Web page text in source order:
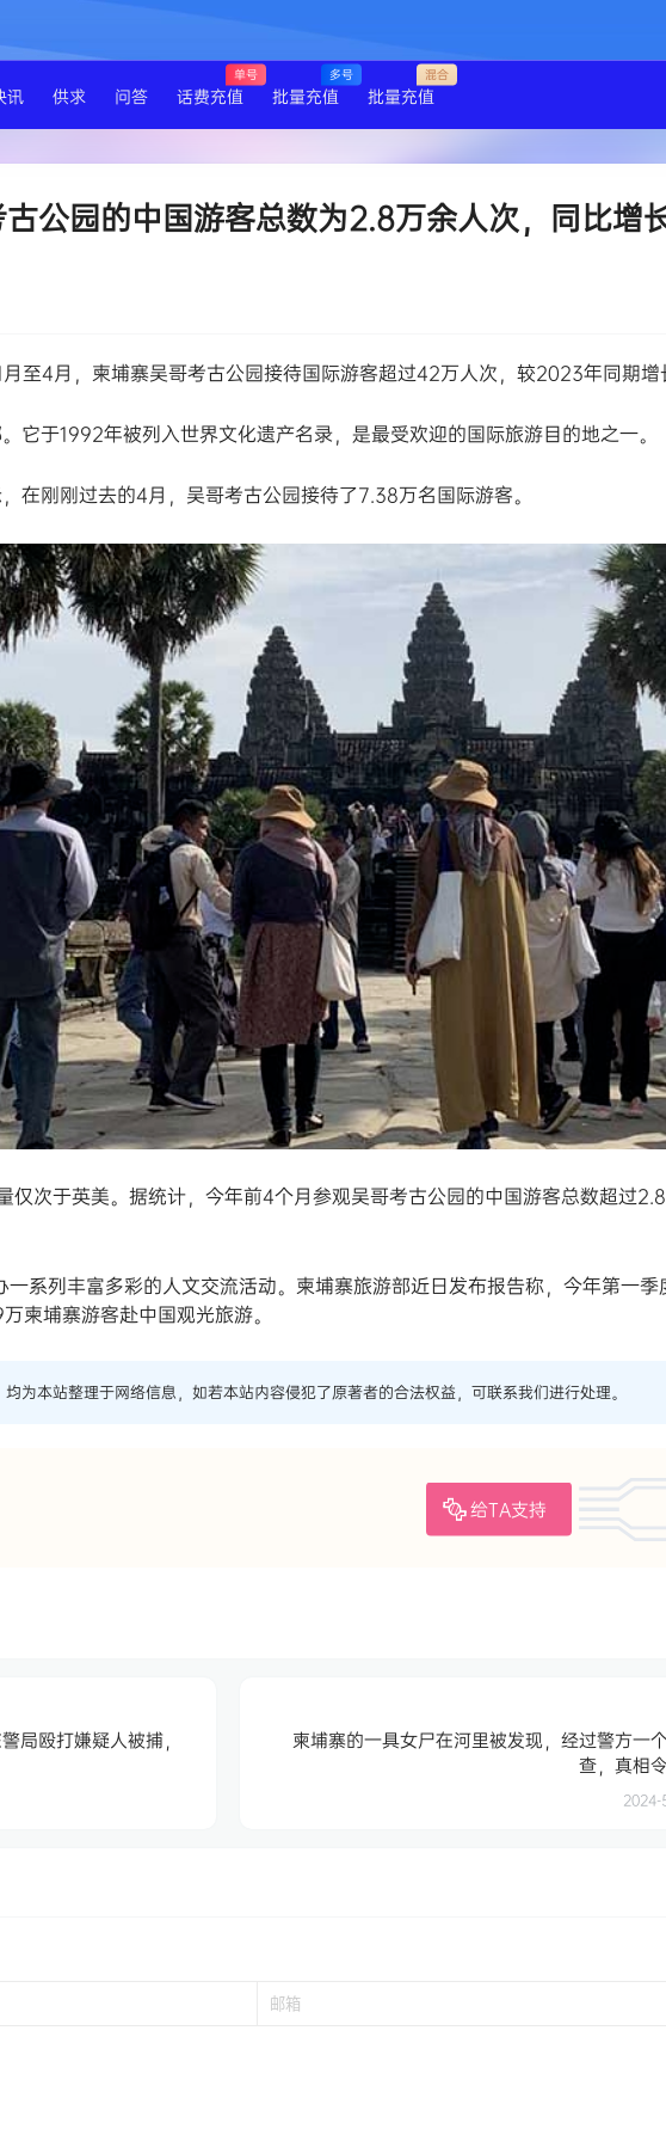
讯 供求 问答 话费充值
单号
批量充值
多号
批量充值
混合
公园的中国游客总数为2.8万余人次，同比增
至4月，柬埔寨吴哥考古公园接待国际游客超过42万人次，较2023年同期增
它于1992年被列入世界文化遗产名录，是最受欢迎的国际旅游目的地之一。
在刚刚过去的4月，吴哥考古公园接待了7.38万名国际游客。
仅次于英美。据统计，今年前4个月参观吴哥考古公园的中国游客总数超过
系列丰富多彩的人文交流活动。柬埔寨旅游部近日发布报告称，今年第一季
柬埔寨游客赴中国观光旅游。
为本站整理于网络信息，如若本站内容侵犯了原著者的合法权益，可联系我们进行处理。
给TA支持
局殴打嫌疑人被捕，
柬埔寨的一具女尸在河里被发现，经过警方一
查，真相
2024-